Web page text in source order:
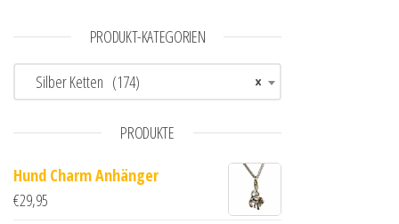
PRODUKT-KATEGORIEN
×
Silber Ketten (174)
PRODUKTE
Hund Charm Anhänger
€29,95